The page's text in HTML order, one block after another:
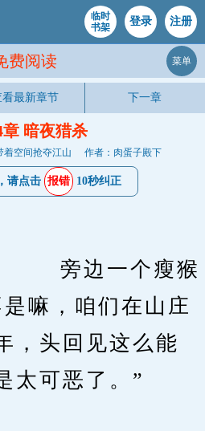
临时
书架
登录 注册
费阅读 菜单
看最新章节 下一章
章 暗夜猎杀
着空间抢夺江山 作者：肉蛋子殿下
请点击 报错 10秒纠正
个瘦猴
嘛，咱们在山庄
，头回见这么能
太可恶了。”